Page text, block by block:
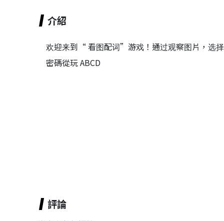
介紹
欢迎来到“ 看图配词”游戏！通过观察图片，选
密碼從玩 ABCD
評論